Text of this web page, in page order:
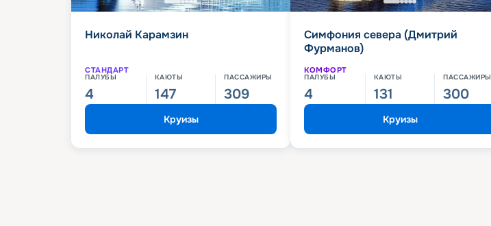
Николай Карамзин
СТАНДАРТ
ПАЛУБЫ
4
КАЮТЫ
147
ПАССАЖИРЫ
309
Круизы
Симфония севера (Дмитрий
Фурманов)
КОМФОРТ
ПАЛУБЫ
4
КАЮТЫ
131
ПАССАЖИРЫ
300
Круизы